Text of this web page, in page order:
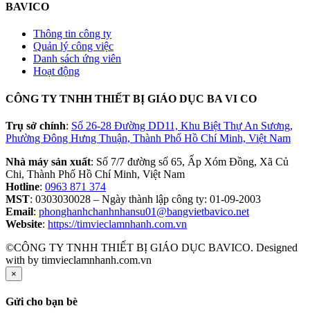
BAVICO
Thông tin công ty
Quản lý công việc
Danh sách ứng viên
Hoạt động
CÔNG TY TNHH THIẾT BỊ GIÁO DỤC BA VI CO
Trụ sở chính: Số 26-28 Đường DD11, Khu Biệt Thự An Sương,
Phường Đông Hưng Thuận, Thành Phố Hồ Chí Minh, Việt Nam
Nhà máy sản xuất: Số 7/7 đường số 65, Ấp Xóm Đồng, Xã Củ
Chi, Thành Phố Hồ Chí Minh, Việt Nam
Hotline: 0963 871 374
MST: 0303030028 – Ngày thành lập công ty: 01-09-2003
Email: phonghanhchanhnhansu01@bangvietbavico.net
Website: https://timvieclamnhanh.com.vn
©CÔNG TY TNHH THIẾT BỊ GIÁO DỤC BAVICO. Designed
with by timvieclamnhanh.com.vn
×
Gửi cho bạn bè